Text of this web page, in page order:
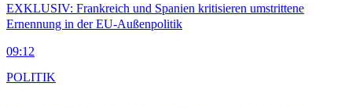
EXKLUSIV: Frankreich und Spanien kritisieren umstrittene
Ernennung in der EU-Außenpolitik
09:12
POLITIK